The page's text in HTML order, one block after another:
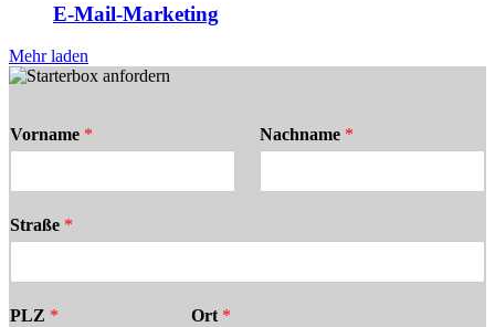
E-Mail-Marketing
Mehr laden
Vorname * Nachname *
Straße *
PLZ * Ort *